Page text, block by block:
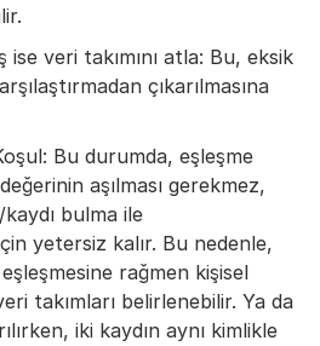
ise veri takımını atla: Bu, eksik
çıkarılmasına
Bu durumda, eşleşme
aşılması gerekmez,
bulma ile
yetersiz kalır. Bu nedenle,
rağmen kişisel
takımları belirlenebilir. Ya da
iki kaydın aynı kimlikle